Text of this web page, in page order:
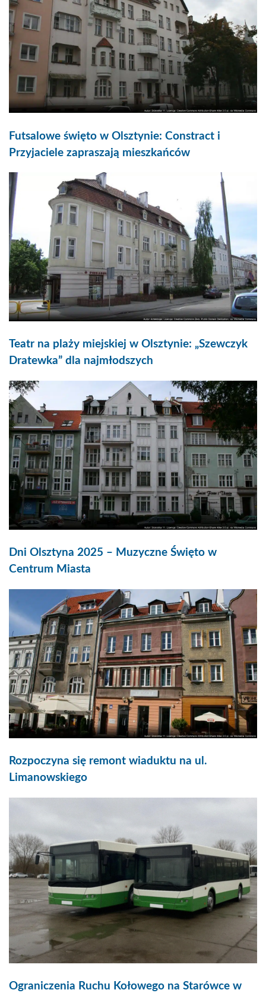
Futsalowe święto w Olsztynie: Constract i
Przyjaciele zapraszają mieszkańców
Teatr na plaży miejskiej w Olsztynie: „Szewczyk
Dratewka” dla najmłodszych
Dni Olsztyna 2025 – Muzyczne Święto w
Centrum Miasta
Rozpoczyna się remont wiaduktu na ul.
Limanowskiego
Ograniczenia Ruchu Kołowego na Starówce w